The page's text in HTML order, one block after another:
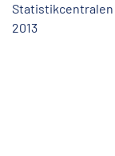
Statistikcentralen
2013